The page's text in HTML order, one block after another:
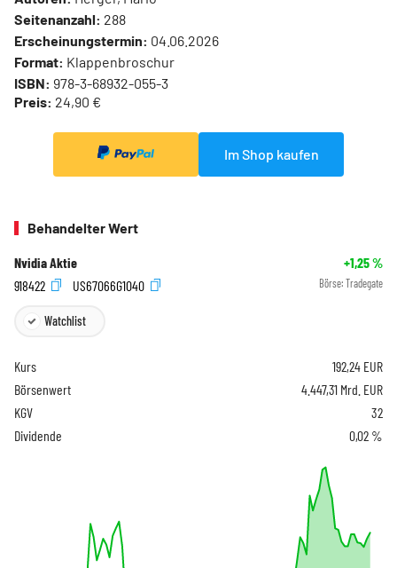
Seitenanzahl: 288
Erscheinungstermin: 04.06.2026
Format: Klappenbroschur
ISBN: 978-3-68932-055-3
Preis: 24,90 €
Im Shop kaufen
Behandelter Wert
Nvidia Aktie +1,25%
918422
US67066G1040 Börse: Tradegate
Watchlist
Kurs 192,24 EUR
Börsenwert
4.447,31 Mrd. EUR
KGV
32
Dividende
0,02 %